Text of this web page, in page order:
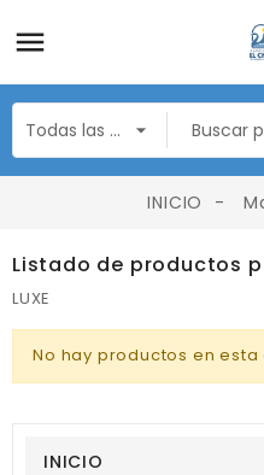
INICIO
INICIO
Listado de productos
LUXE
No hay productos en